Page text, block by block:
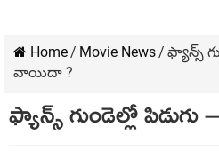
Home/ Movie News/ ఫ్యాన్స్
వాయిదా ?
ఫ్యాన్స్ గుండెల్లో